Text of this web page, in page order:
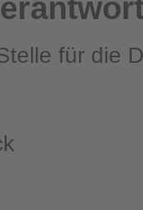
für die